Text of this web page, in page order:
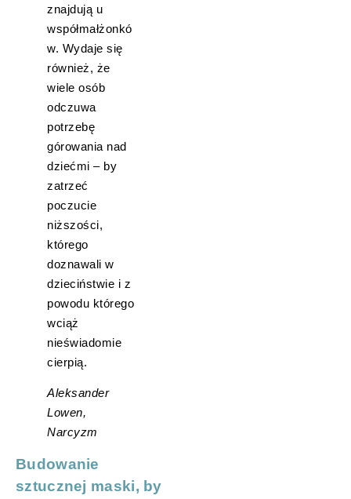
znajdują u
współmałżonkó
w. Wydaje się
również, że
wiele osób
odczuwa
potrzebę
górowania nad
dziećmi – by
zatrzeć
poczucie
niższości,
którego
doznawali w
dzieciństwie i z
powodu którego
wciąż
nieświadomie
cierpią.
Aleksander
Lowen,
Narcyzm
Budowanie
sztucznej maski, by